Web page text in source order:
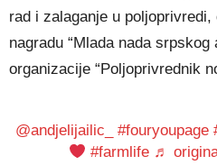
rad i zalaganje u
nagradu “Mlada nada srpskog
organizacije “Poljoprivrednik
@andjelijailic_ #fouryoupage
#farmlife ♬